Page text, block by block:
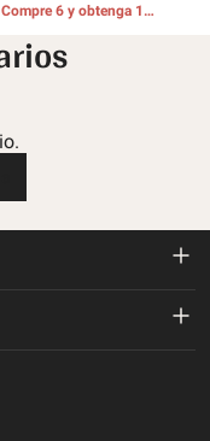
Compre 6 y obtenga 1